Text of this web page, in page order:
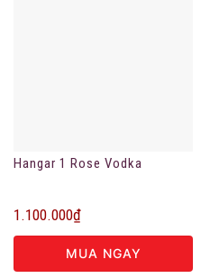
Hangar 1 Rose Vodka
1.100.000₫
MUA NGAY